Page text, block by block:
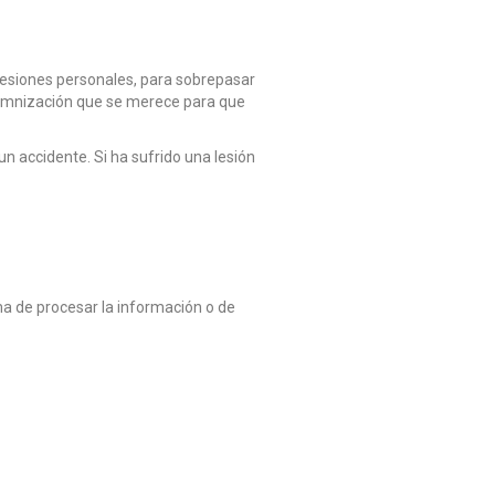
personales, para sobrepasar
que se merece para que
accidente. Si ha sufrido una lesión
de procesar la información o de